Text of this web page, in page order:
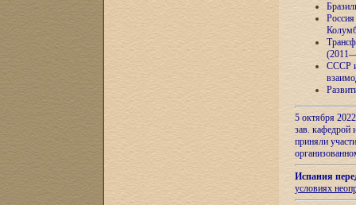
СССР и
5 октября
зав.
приняли
Испания
условиях